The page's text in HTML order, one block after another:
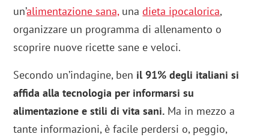
un’alimentazione sana,unadieta ipocalorica,
organizzare un programma di allenamento o
scoprire nuove ricette sane e veloci.
Secondo un’indagine, ben il 91% degli italiani si
affida alla tecnologia per informarsi su
alimentazione e stili di vita sani. Ma in mezzo a
tante informazioni, è facile perdersi o, peggio,